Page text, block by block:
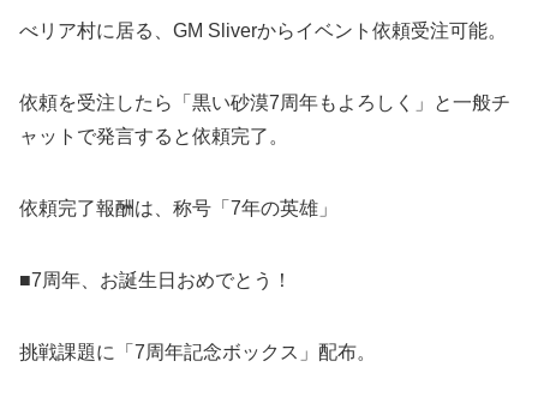
べリア村に居る、GM Sliverからイベント依頼受注可能。
依頼を受注したら「黒い砂漠7周年もよろしく」と一般チ
ャットで発言すると依頼完了。
依頼完了報酬は、称号「7年の英雄」
■7周年、お誕生日おめでとう！
挑戦課題に「7周年記念ボックス」配布。